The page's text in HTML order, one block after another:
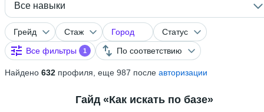
Все навыки
Грейд Стаж Город
Статус
Все фильтры
1 По соответствию
Найдено 632 профиля, еще 987 после авторизации
Гайд «Как искать по базе»